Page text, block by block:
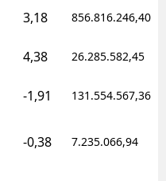
3,18 856.816.246,40
4,38 26.285.582,45
-1,91 131.554.567,36
-0,38 7.235.066,94